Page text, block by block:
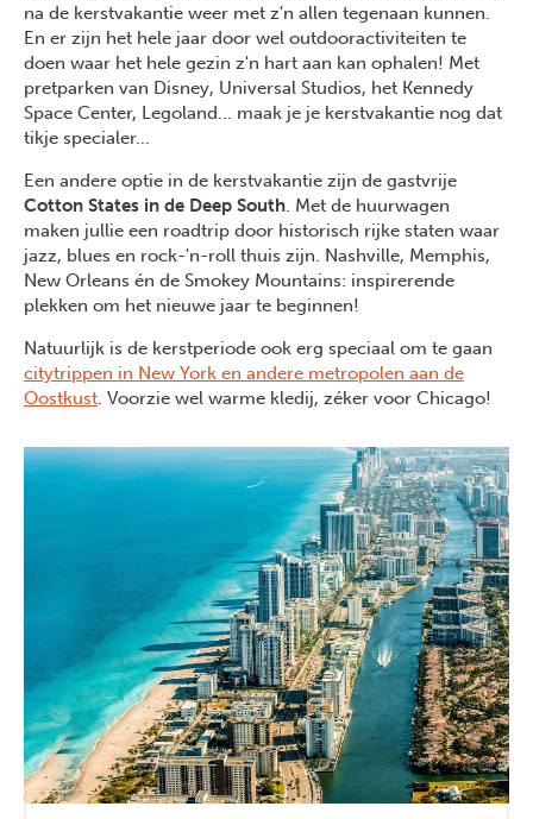
na de kerstvakantie weer met z'n allen tegenaan kunnen.
En er zijn het hele jaar door wel outdooractiviteiten te
doen waar het hele gezin z'n hart aan kan ophalen! Met
pretparken van Disney, Universal Studios, het Kennedy
Space Center, Legoland... maak je je kerstvakantie nog dat
tikje specialer...
Een andere optie in de kerstvakantie zijn de gastvrije
Cotton States in de Deep South . Met de huurwagen
maken jullie een roadtrip door historisch rijke staten waar
jazz, blues en rock-'n-roll thuis zijn. Nashville, Memphis,
New Orleans én de Smokey Mountains: inspirerende
plekken om het nieuwe jaar te beginnen!
Natuurlijk is de kerstperiode ook erg speciaal om te gaan
citytrippen in New York en andere metropolen aan de
Oostkust . Voorzie wel warme kledij, zéker voor Chicago!